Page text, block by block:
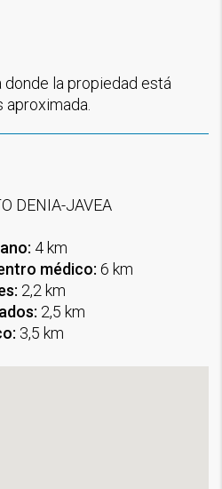
donde la propiedad está
DENIA-JAVEA
4 km
médico: 6 km
2,2 km
2,5 km
3,5 km